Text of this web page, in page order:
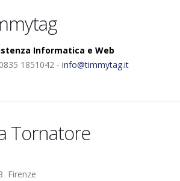
Informatica e Web
1851042 - info@timmytag.it
Tornatore
Firenze